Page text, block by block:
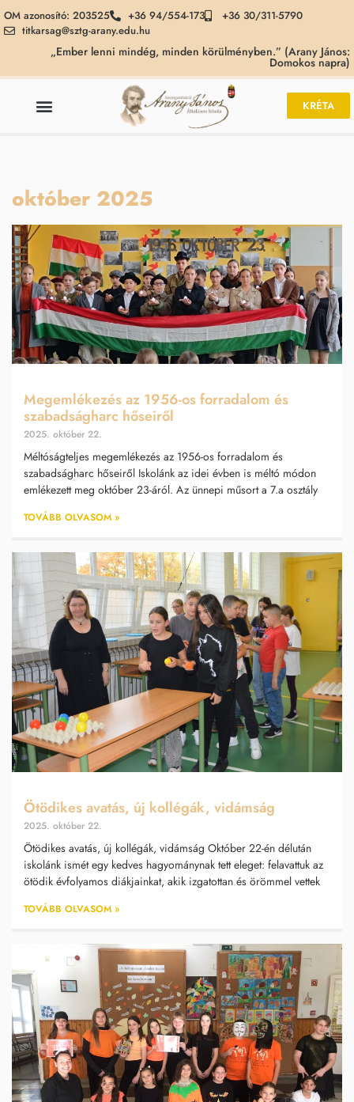
OM azonosító: 203525 +36 94/554-173
+36 30/311-5790
titkarsag@sztg-arany.edu.hu
„Ember lenni mindég, minden körülményben.” (Arany János:
Domokos napra)
KRÉTA
október 2025
Megemlékezés az 1956-os forradalom és
szabadságharc hőseiről
2025. október 22.
Méltóságteljes megemlékezés az 1956-os forradalom és
szabadságharc hőseiről Iskolánk az idei évben is méltó módon
emlékezett meg október 23-áról. Az ünnepi műsort a 7.a osztály
TOVÁBB OLVASOM »
Ötödikes avatás, új kollégák, vidámság
2025. október 22.
Ötödikes avatás, új kollégák, vidámság Október 22-én délután
iskolánk ismét egy kedves hagyománynak tett eleget: felavattuk az
ötödik évfolyamos diákjainkat, akik izgatottan és örömmel vettek
TOVÁBB OLVASOM »